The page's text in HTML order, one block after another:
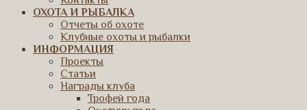
ОХОТА И РЫБАЛКА
Отчеты об охоте
Клубные охоты и рыбалки
ИНФОРМАЦИЯ
Проекты
Статьи
Награды клуба
Трофей года